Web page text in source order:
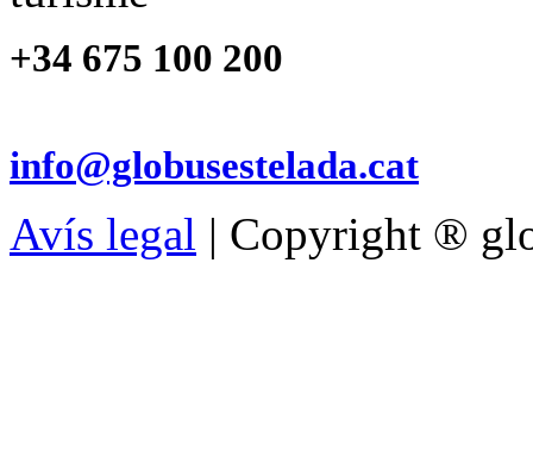
+34 675 100 200
info@globusestelada.cat
Avís legal | Copyright ®